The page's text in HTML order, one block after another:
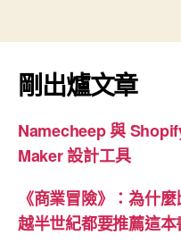
剛出爐文章
Namecheep 與
Maker 設計工具
《商業冒險》：為什
越半世紀都要推薦這本